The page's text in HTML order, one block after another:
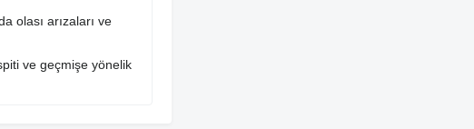
olası arızaları ve
ve geçmişe yönelik